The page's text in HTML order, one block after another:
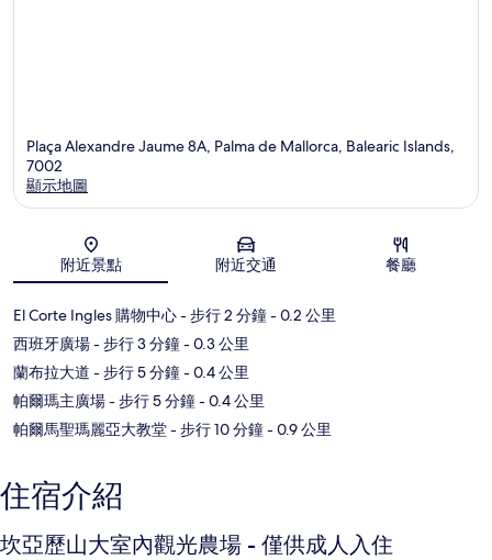
Plaça Alexandre Jaume 8A, Palma de Mallorca, Balearic Islands,
7002
顯示地圖
附近景點 附近交通 餐廳
El Corte Ingles 購物中心- 步行 2 分鐘- 0.2 公里
西班牙廣場- 步行 3 分鐘- 0.3 公里
蘭布拉大道 - 步行 5 分鐘- 0.4 公里
帕爾瑪主廣場- 步行 5 分鐘- 0.4 公里
帕爾馬聖瑪麗亞大教堂- 步行 10 分鐘- 0.9 公里
住宿介紹
坎亞歷山大室內觀光農場 - 僅供成人入住